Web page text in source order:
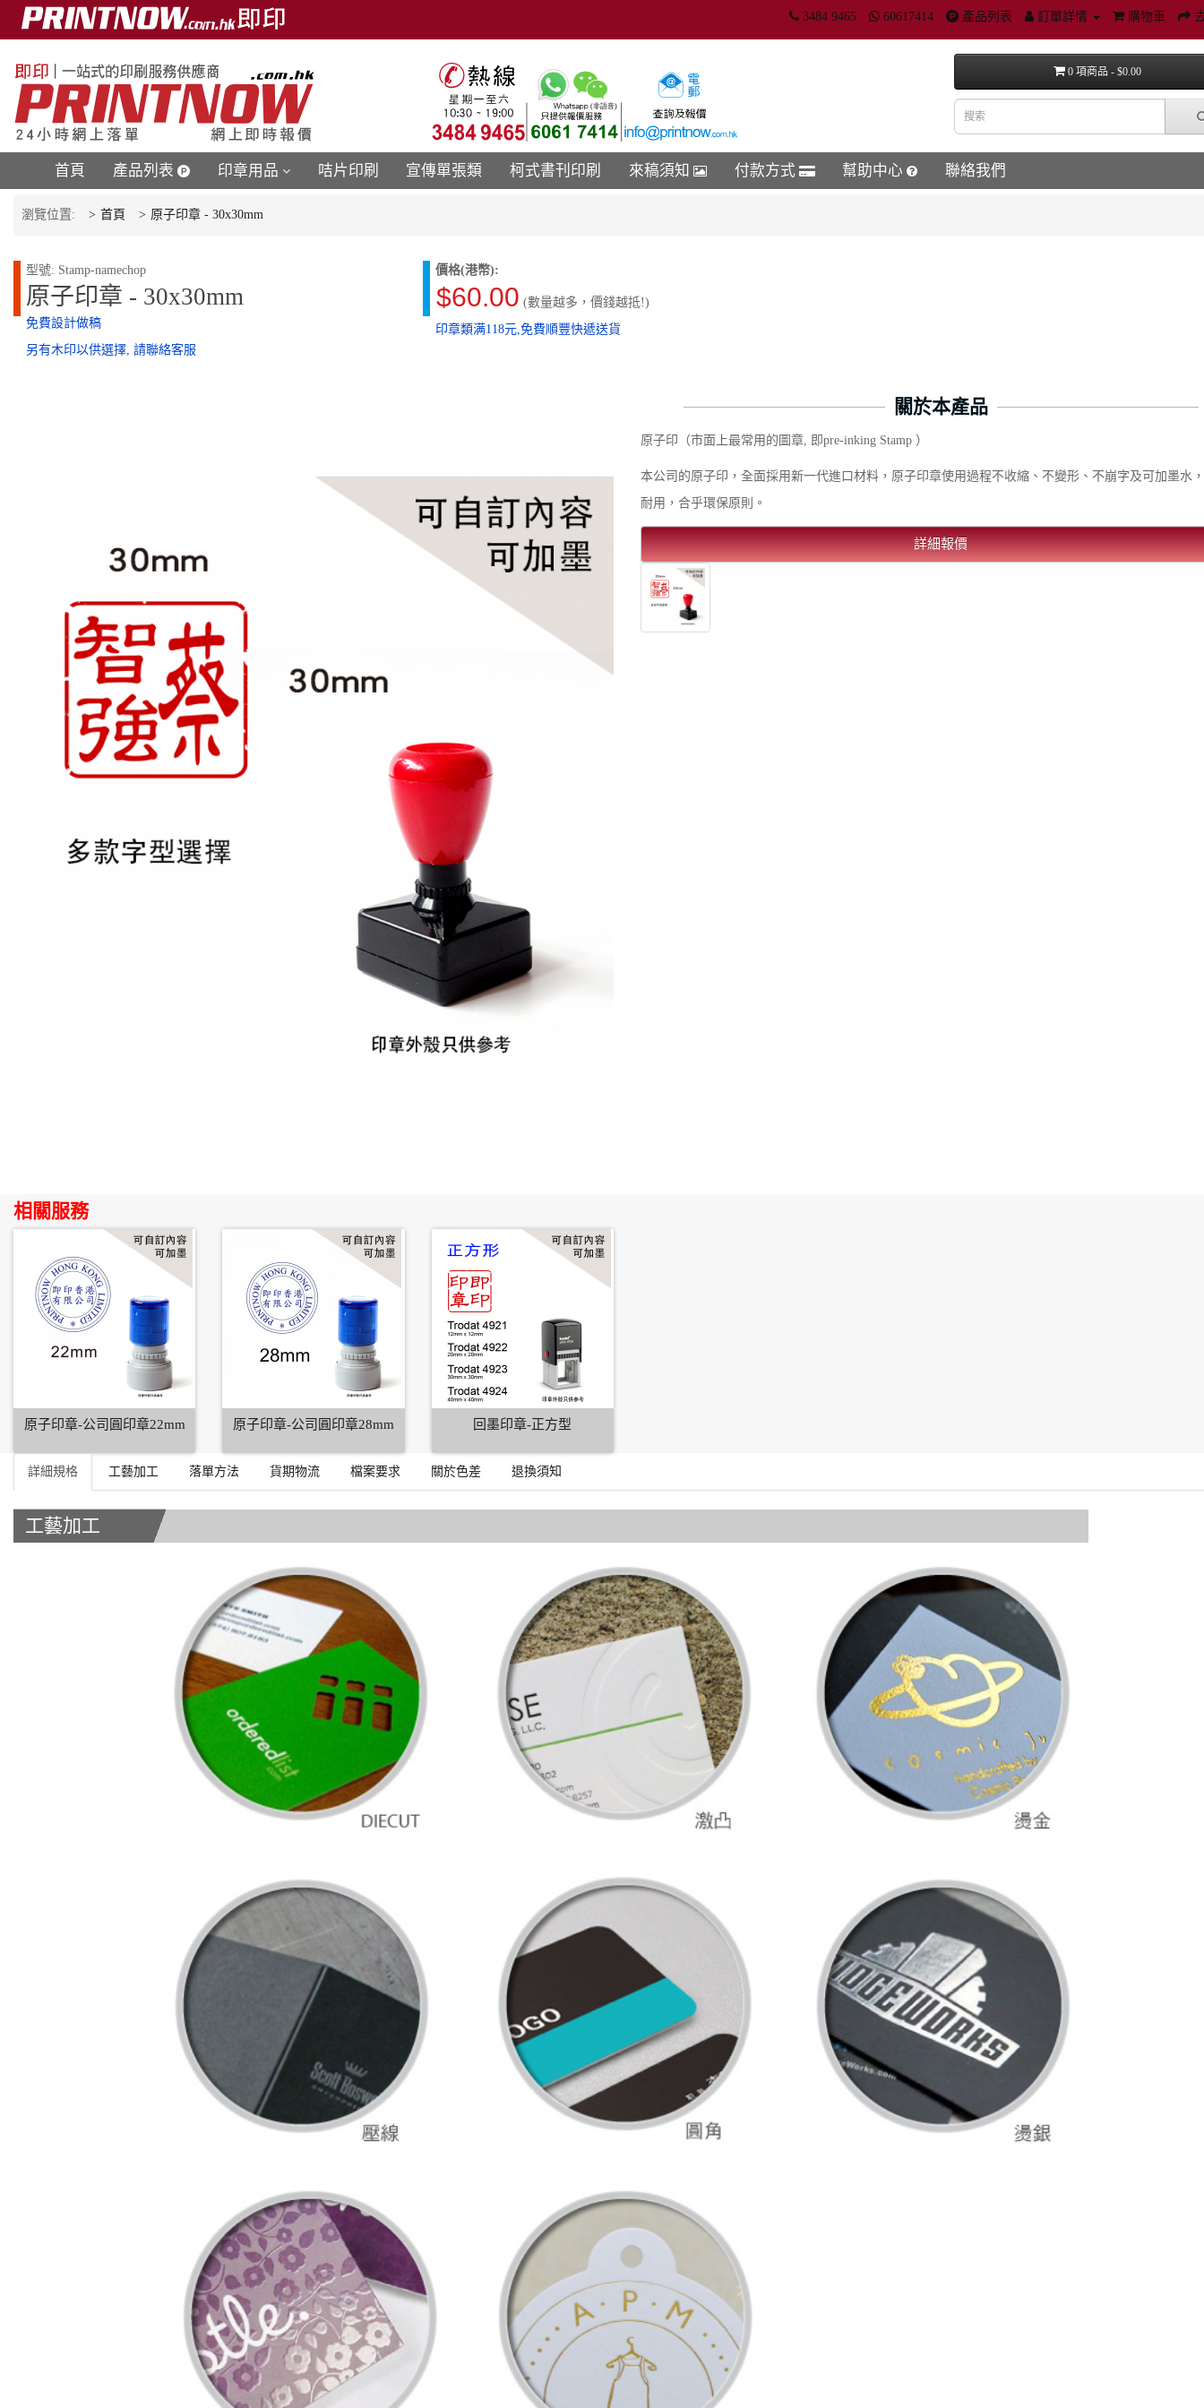
3484 9465 60617414 產品列表 訂單詳情 購物車
0 項商品 - $0.00
首頁 產品列表 印章用品 咭片印刷 宣傳單張類 柯式書刊印刷 來稿須知 付款方式 幫助中心 聯絡我們
瀏覽位置: 首頁 原子印章 - 30x30mm
型號: Stamp-namechop
原子印章 - 30x30mm
免費設計做稿
另有木印以供選擇, 請聯絡客服
價格(港幣):
$60.00 (數量越多，價錢越抵!)
印章類满118元,免費順豐快遞送貨
關於本產品
原子印（市面上最常用的圖章, 即pre-inking Stamp ）
本公司的原子印，全面採用新一代進口材料，原子印章使用過程不收縮、不變形、不崩字及可加墨水
耐用，合乎環保原則。
詳細報價
相關服務
原子印章-公司圓印章22mm 原子印章-公司圓印章28mm 回墨印章-正方型
詳細規格 工藝加工 落單方法 貨期物流 檔案要求 關於色差 退換須知
工藝加工